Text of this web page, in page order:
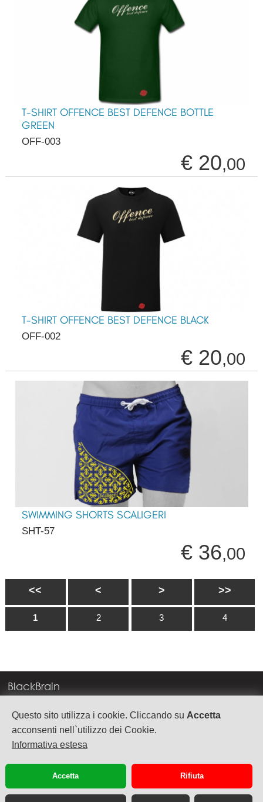
Questo sito utilizza i cookie. Cliccando su Accetta
acconsenti nell`utilizzo dei Cookie.
Informativa estesa
Accetta Rifiuta
T-SHIRT OFFENCE BEST DEFENCE BOTTLE
GREEN
OFF-003
€ 20,00
T-SHIRT OFFENCE BEST DEFENCE BLACK
OFF-002
€ 20,00
SWIMMING SHORTS SCALIGERI
SHT-57
€ 36,00
<< < > >>
1 2 3 4
BlackBrain
Corso Milano, 83
37138 Verona
TEL. +39 045 575888
P.Iva 03992340236